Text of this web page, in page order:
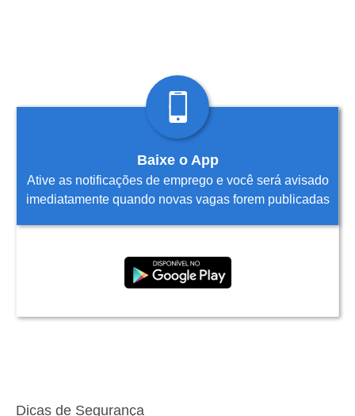
Baixe o App
Ative as notificações de emprego e você será avisado
imediatamente quando novas vagas forem publicadas
Dicas de Segurança